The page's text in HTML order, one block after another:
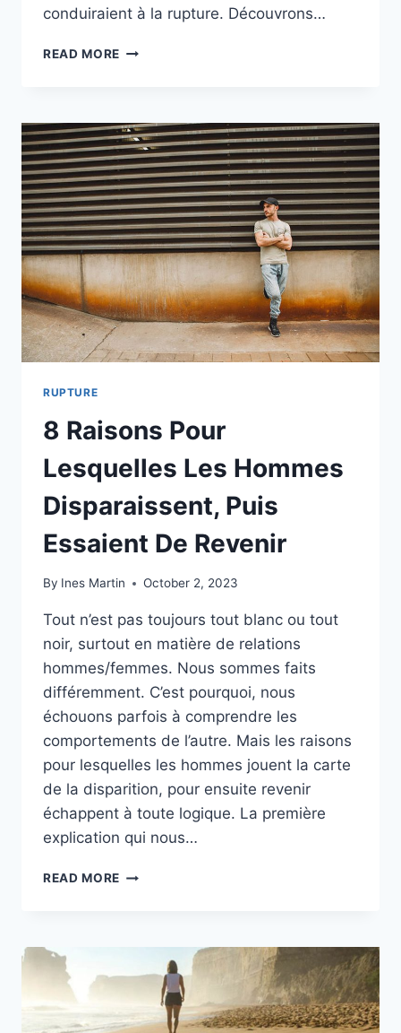
conduiraient à la rupture. Découvrons…
READ MORE LES
SÉPARATION
:
DÉCOUVRONS-
LES
ENSEMBLE
RUPTURE
8 Raisons Pour
Lesquelles Les Hommes
Disparaissent, Puis
Essaient De Revenir
By Ines Martin October 2, 2023
Tout n’est pas toujours tout blanc ou tout
noir, surtout en matière de relations
hommes/femmes. Nous sommes faits
différemment. C’est pourquoi, nous
échouons parfois à comprendre les
comportements de l’autre. Mais les raisons
pour lesquelles les hommes jouent la carte
de la disparition, pour ensuite revenir
échappent à toute logique. La première
explication qui nous…
READ MORE 8
HOMMES
DISPARAISSENT,
ESSAIENT